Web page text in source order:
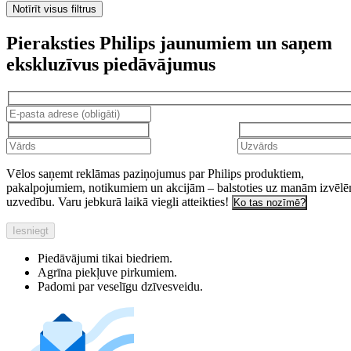
Notīrīt visus filtrus
Pieraksties Philips jaunumiem un saņem
ekskluzīvus piedāvājumus
Vēlos saņemt reklāmas paziņojumus par Philips produktiem,
pakalpojumiem, notikumiem un akcijām – balstoties uz manām
uzvedību. Varu jebkurā laikā viegli atteikties! Ko tas nozīmē?
Iesniegt
Piedāvājumi tikai biedriem.
Agrīna piekļuve pirkumiem.
Padomi par veselīgu dzīvesveidu.